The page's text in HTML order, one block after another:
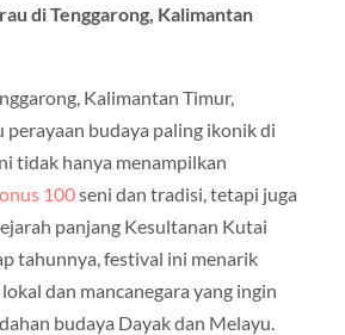
di Tenggarong, Kalimantan
Kalimantan Timur,
perayaan budaya paling ikonik di
tidak hanya menampilkan
100seni dan tradisi, tetapi juga
panjang Kesultanan Kutai
tahunnya, festival ini menarik
dan mancanegara yang ingin
budaya Dayak dan Melayu.